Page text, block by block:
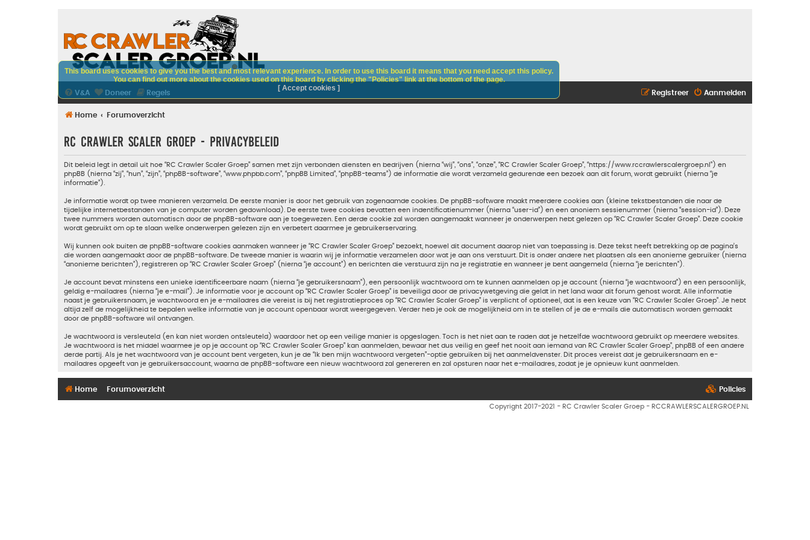
V&A Doneer Regels Aanmelden
Registreer
Home Forumoverzicht
RC Crawler Scaler Groep - Privacybeleid
Dit beleid legt in detail uit hoe “RC Crawler Scaler Groep” samen met zijn verbonden diensten en bedrijven (hierna “wij”, “ons”, “onze”, “RC Crawler Scaler Groep”, “https://www.rccrawlerscalergroep.nl”) en
phpBB (hierna “zij”, “hun”, “zijn”, “phpBB-software”, “www.phpbb.com”, “phpBB Limited”, “phpBB-teams”) de informatie die wordt verzameld gedurende een bezoek aan dit forum, wordt gebruikt (hierna “je
informatie”).
Je informatie wordt op twee manieren verzameld. De eerste manier is door het gebruik van zogenaamde cookies. De phpBB-software maakt meerdere cookies aan (kleine tekstbestanden die naar de
tijdelijke internetbestanden van je computer worden gedownload). De eerste twee cookies bevatten een indentificatienummer (hierna “user-id”) en een anoniem sessienummer (hierna “session-id”). Deze
twee nummers worden automatisch door de phpBB-software aan je toegewezen. Een derde cookie zal worden aangemaakt wanneer je onderwerpen hebt gelezen op “RC Crawler Scaler Groep”. Deze cookie
wordt gebruikt om op te slaan welke onderwerpen gelezen zijn en verbetert daarmee je gebruikerservaring.
Wij kunnen ook buiten de phpBB-software cookies aanmaken wanneer je “RC Crawler Scaler Groep” bezoekt, hoewel dit document daarop niet van toepassing is. Deze tekst heeft betrekking op de pagina’s
die worden aangemaakt door de phpBB-software. De tweede manier is waarin wij je informatie verzamelen door wat je aan ons verstuurt. Dit is onder andere het plaatsen als een anonieme gebruiker (hierna
“anonieme berichten”), registreren op “RC Crawler Scaler Groep” (hierna “je account”) en berichten die verstuurd zijn na je registratie en wanneer je bent aangemeld (hierna “je berichten”).
Je account bevat minstens een unieke identificeerbare naam (hierna “je gebruikersnaam”), een persoonlijk wachtwoord om te kunnen aanmelden op je account (hierna “je wachtwoord”) en een persoonlijk,
geldig e-mailadres (hierna “je e-mail”). Je informatie voor je account op “RC Crawler Scaler Groep” is beveiligd door de privacywetgeving die geldt in het land waar dit forum gehost wordt. Alle informatie
naast je gebruikersnaam, je wachtwoord en je e-mailadres die vereist is bij het registratieproces op “RC Crawler Scaler Groep” is verplicht of optioneel, dat is een keuze van “RC Crawler Scaler Groep”. Je hebt
altijd zelf de mogelijkheid te bepalen welke informatie van je account openbaar wordt weergegeven. Verder heb je ook de mogelijkheid om in te stellen of je de e-mails die automatisch worden gemaakt
door de phpBB-software wil ontvangen.
Je wachtwoord is versleuteld (en kan niet worden ontsleuteld) waardoor het op een veilige manier is opgeslagen. Toch is het niet aan te raden dat je hetzelfde wachtwoord gebruikt op meerdere websites.
Je wachtwoord is het middel waarmee je op je account op “RC Crawler Scaler Groep” kan aanmelden, bewaar het dus veilig en geef het nooit aan iemand van RC Crawler Scaler Groep”, phpBB of een andere
derde partij. Als je het wachtwoord van je account bent vergeten, kun je de “Ik ben mijn wachtwoord vergeten”-optie gebruiken bij het aanmeldvenster. Dit proces vereist dat je gebruikersnaam en e-
mailadres opgeeft van je gebruikersaccount, waarna de phpBB-software een nieuw wachtwoord zal genereren en zal opsturen naar het e-mailadres, zodat je je opnieuw kunt aanmelden.
This board uses cookies to give you the best and most relevant experience. In order to use this board it means that you need accept this policy.
You can find out more about the cookies used on this board by clicking the "Policies" link at the bottom of the page.
[ Accept cookies ]
Home Forumoverzicht Policies
Copyright 2017-2021 - RC Crawler Scaler Groep - RCCRAWLERSCALERGROEP.NL